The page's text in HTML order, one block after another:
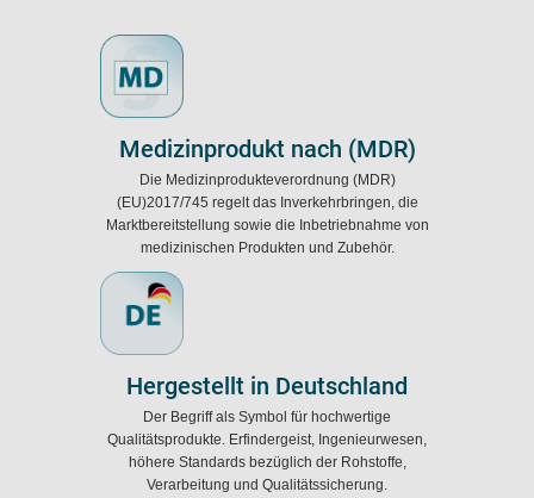
Medizinprodukt nach (MDR)
Die Medizinprodukteverordnung (MDR)
(EU)2017/745 regelt das Inverkehrbringen, die
Marktbereitstellung sowie die Inbetriebnahme von
medizinischen Produkten und Zubehör.
Hergestellt in Deutschland
Der Begriff als Symbol für hochwertige
Qualitätsprodukte. Erfindergeist, Ingenieurwesen,
höhere Standards bezüglich der Rohstoffe,
Verarbeitung und Qualitätssicherung.